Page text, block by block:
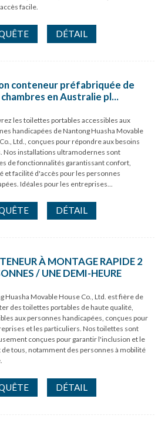
facile.
DÉTAIL
conteneur préfabriquée de
en Australie pl...
les toilettes portables accessibles aux
handicapées de Nantong Huasha Movable
Ltd., conçues pour répondre aux besoins
Nos installations ultramodernes sont
de fonctionnalités garantissant confort,
et facilité d'accès pour les personnes
Idéales pour les entreprises...
DÉTAIL
À MONTAGE RAPIDE 2
/ UNE DEMI-HEURE
Huasha Movable House Co., Ltd. est fière de
des toilettes portables de haute qualité,
aux personnes handicapées, conçues pour
et les particuliers. Nos toilettes sont
conçues pour garantir l'inclusion et le
tous, notamment des personnes à mobilité
DÉTAIL